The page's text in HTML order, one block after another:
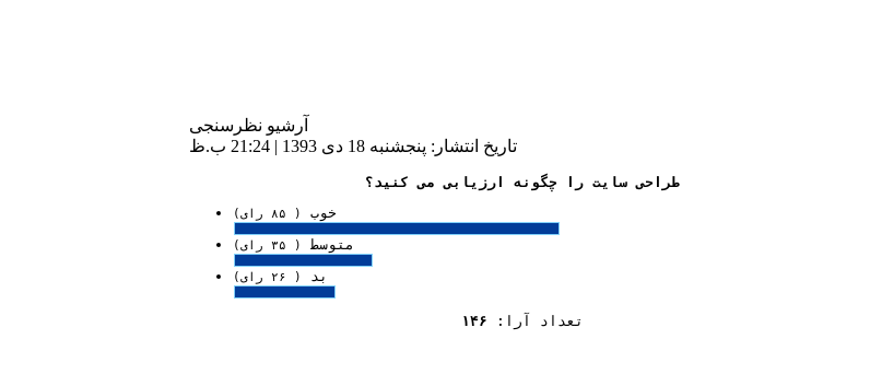
آرشیو نظرسنجی
تاریخ انتشار: پنجشنبه 18 دی 1393 | 21:24 ب.ظ
طراحی سایت را چگونه ارزیابی می کنید؟
خوب
( ۸۵ رای)
متوسط ( ۳۵ رای)
بد ( ۲۶ رای)
تعداد آرا: ۱۴۶